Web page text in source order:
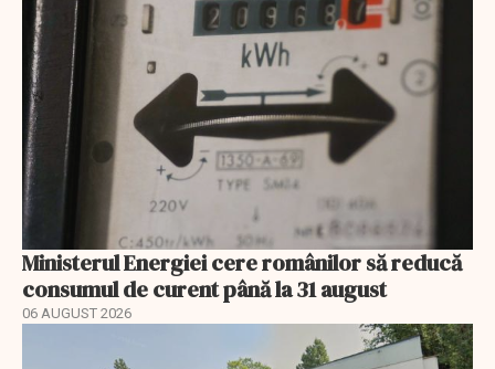
Ministerul Energiei cere românilor să reducă
consumul de curent până la 31 august
06 AUGUST 2026